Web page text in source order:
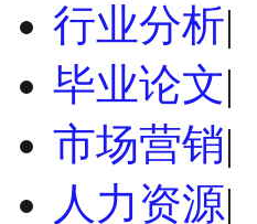
行业分析|
毕业论文|
市场营销|
人力资源|